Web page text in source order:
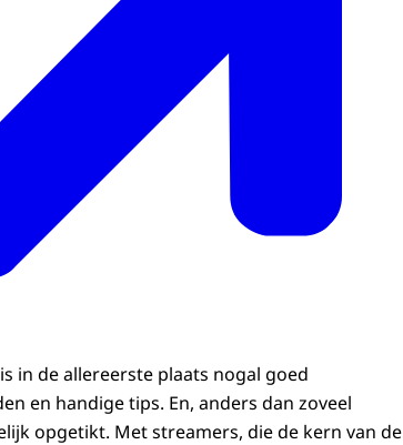
in de allereerste plaats nogal goed
en handige tips. En, anders dan zoveel
opgetikt. Met streamers, die de kern van de